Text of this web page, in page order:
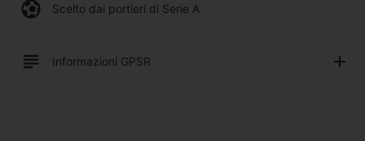
Scelto dai portieri di Serie A
Informazioni GPSR